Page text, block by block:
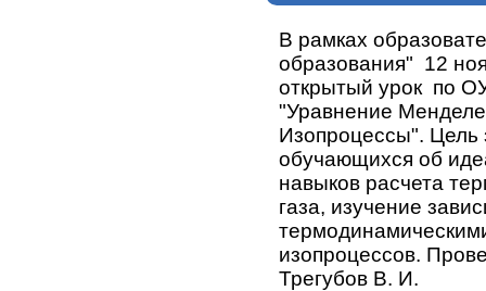
В рамках
образования" 12
открытый урок по
"Уравнение
Изопроцессы". Цель
обучающихся об
навыков расчета
газа, изучение
изопроцессов.
Трегубов В. И.